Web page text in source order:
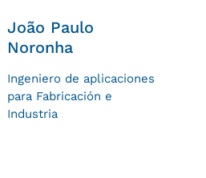
João Paulo
Noronha
Ingeniero de aplicaciones
para Fabricación e
Industria